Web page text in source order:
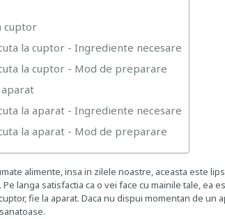
cuptor
la cuptor - Ingrediente necesare
la cuptor - Mod de preparare
la aparat - Ingrediente necesare
la aparat - Mod de preparare
alimente, insa in zilele noastre, aceasta este
langa satisfactia ca o vei face cu mainile tale, ea
fie la aparat. Daca nu dispui momentan de